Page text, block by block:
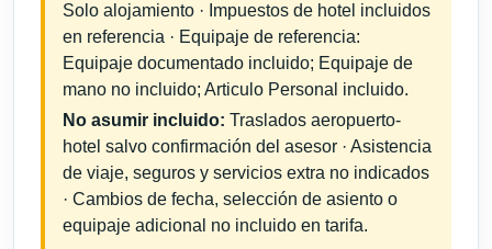
Solo alojamiento · Impuestos de hotel incluidos
en referencia · Equipaje de referencia:
Equipaje documentado incluido; Equipaje de
mano no incluido; Articulo Personal incluido.
No asumir incluido: Traslados aeropuerto-
hotel salvo confirmación del asesor · Asistencia
de viaje, seguros y servicios extra no indicados
· Cambios de fecha, selección de asiento o
equipaje adicional no incluido en tarifa.